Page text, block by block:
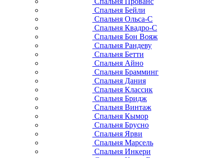
Спальня Бейли
Спальня Ольса-С
Спальня Квадро-С
Спальня Бон Вояж
Спальня Рандеву
Спальня Бетти
Спальня Айно
Спальня Брамминг
Спальня Дания
Спальня Классик
Спальня Бридж
Спальня Винтаж
Спальня Кымор
Спальня Брусно
Спальня Ярви
Спальня Марсель
Спальня Инкери